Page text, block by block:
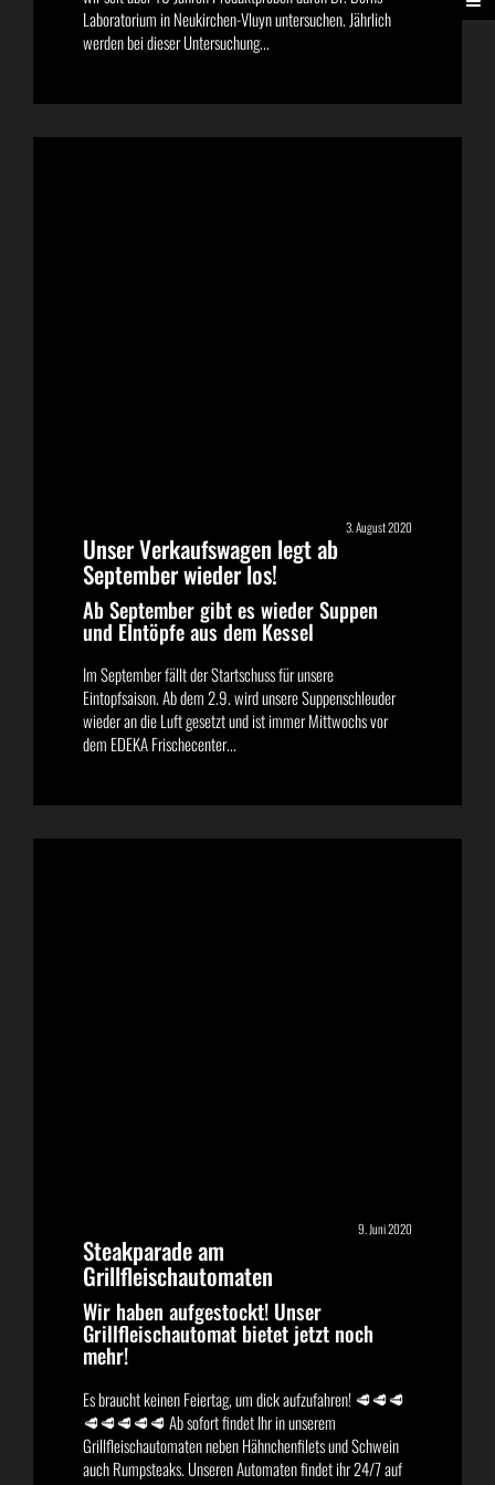
Laboratorium in Neukirchen-Vluyn untersuchen. Jährlich
werden bei dieser Untersuchung...
3. August 2020
Unser Verkaufswagen legt ab
September wieder los!
Ab September gibt es wieder Suppen
und EIntöpfe aus dem Kessel
Im September fällt der Startschuss für unsere
Eintopfsaison. Ab dem 2.9. wird unsere Suppenschleuder
wieder an die Luft gesetzt und ist immer Mittwochs vor
dem EDEKA Frischecenter...
9. Juni 2020
Steakparade am
Grillfleischautomaten
Wir haben aufgestockt! Unser
Grillfleischautomat bietet jetzt noch
mehr!
Es braucht keinen Feiertag, um dick aufzufahren! 🥩🥩🥩
🥩🥩🥩🥩🥩 Ab sofort findet Ihr in unserem
Grillfleischautomaten neben Hähnchenfilets und Schwein
auch Rumpsteaks. Unseren Automaten findet ihr 24/7 auf